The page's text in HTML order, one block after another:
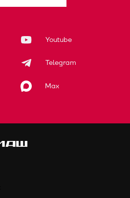
Youtube
Telegram
Max